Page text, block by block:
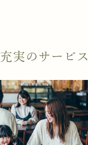
充実のサービス